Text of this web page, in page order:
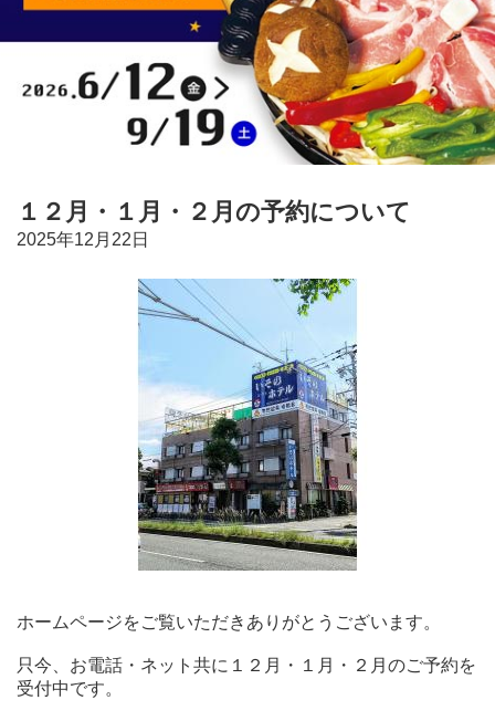
１２月・１月・２月の予約について
2025年12月22日
ホームページをご覧いただきありがとうございます。
只今、お電話・ネット共に１２月・１月・２月のご予約を
受付中です。